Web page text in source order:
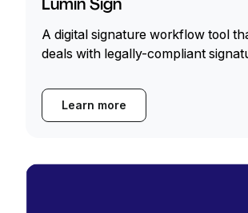
A digital signature workflow tool
deals with legally-compliant
Learn more